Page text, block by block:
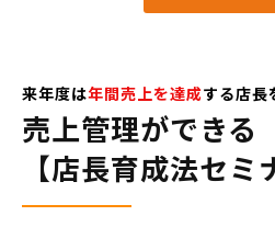
来年度は年間売上を達成する店長
売上管理ができる
【店長育成法セミ